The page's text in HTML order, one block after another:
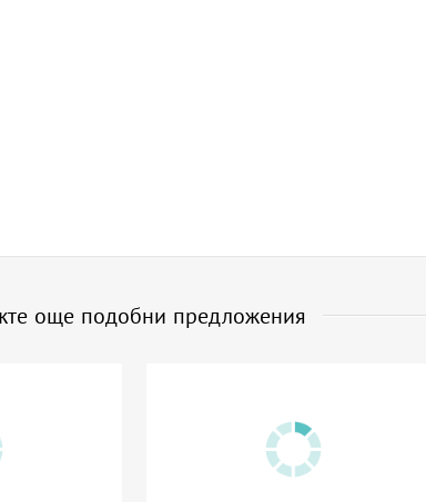
още подобни предложения